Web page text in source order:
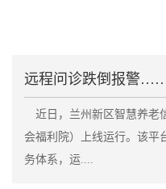
近日，兰州新区智慧养老
会福利院）上线运行。该平
务体系，运....